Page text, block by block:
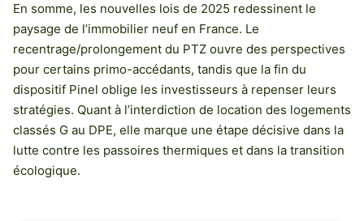
En somme, les nouvelles lois de 2025 redessinent le
paysage de l’immobilier neuf en France. Le
recentrage/prolongement du PTZ ouvre des perspectives
pour certains primo-accédants, tandis que la fin du
dispositif Pinel oblige les investisseurs à repenser leurs
stratégies. Quant à l’interdiction de location des logements
classés G au DPE, elle marque une étape décisive dans la
lutte contre les passoires thermiques et dans la transition
écologique.